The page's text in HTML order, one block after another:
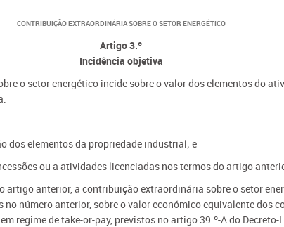
CONTRIBUIÇÃO EXTRAORDINÁRIA SOBRE O SETOR ENERGÉTICO
Artigo 3.º
Incidência objetiva
o setor energético incide sobre o valor dos elementos do
dos elementos da propriedade industrial; e
ou a atividades licenciadas nos termos do artigo
artigo anterior, a contribuição extraordinária sobre o setor
no número anterior, sobre o valor económico equivalente dos
regime de take-or-pay, previstos no artigo 39.º-A do Decreto-